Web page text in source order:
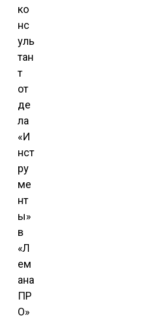
ко
нс
уль
тан
т
от
де
ла
«И
нст
ру
ме
нт
ы»
в
«Л
ем
ана
ПР
О»